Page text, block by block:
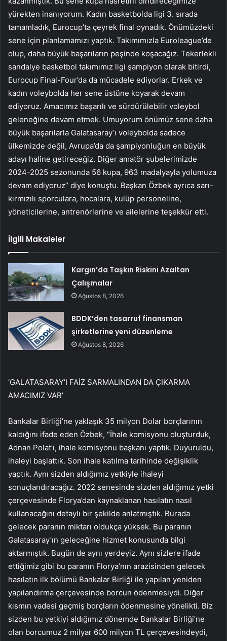
yürekten inanıyorum. Kadın basketbolda ligi 3. sırada
tamamladık, Eurocup’ta çeyrek final oynadık. Önümüzdeki
sene için planlamamızı yaptık. Takımımızla Euroleague’de
olup, daha büyük başarıların peşinde koşacağız. Tekerlekli
sandalye basketbol takımımız ligi şampiyon olarak bitirdi,
Eurocup Final-Four’da da mücadele ediyorlar. Erkek ve
kadın voleybolda her sene üstüne koyarak devam
ediyoruz. Amacımız başarılı ve sürdürülebilir voleybol
geleneğine devam etmek. Umuyorum önümüz sene daha
büyük başarılarla Galatasaray’ı voleybolda sadece
ülkemizde değil, Avrupa’da da şampiyonluğun en büyük
adayı haline getireceğiz. Diğer amatör şubelerimizde
2024-2025 sezonunda 56 kupa, 963 madalyayla yolumuza
devam ediyoruz” diye konuştu. Başkan Özbek ayrıca sarı-
kırmızılı sporculara, hocalara, kulüp personeline,
yöneticilerine, antrenörlerine ve ailelerine teşekkür etti.
İlgili Makaleler
Kargın’da Taşkın Riskini Azaltan
Çalışmalar
Ağustos 8, 2026
BDDK’den tasarruf finansman
şirketlerine yeni düzenleme
Ağustos 8, 2026
‘GALATASARAY’I FAİZ SARMALINDAN DA ÇIKARMA
AMACIMIZ VAR’
Bankalar Birliği’ne yaklaşık 35 milyon Dolar borçlarının
kaldığını ifade eden Özbek, “İhale komisyonu oluşturduk,
Adnan Polat’ı, ihale komisyonu başkanı yaptık. Duyuruldu,
ihaleyi başlattık. Son ihale katılma tarihinde değişiklik
yaptık. Aynı sizden aldığımız yetkiyle ihaleyi
sonuçlandıracağız. 2022 senesinde sizden aldığımız yetki
çerçevesinde Florya’dan kaynaklanan hasılatın nasıl
kullanacağını detaylı bir şekilde anlatmıştık. Burada
gelecek paranın miktarı oldukça yüksek. Bu paranın
Galatasaray’ın geleceğine hizmet konusunda bilgi
aktarmıştık. Bugün de aynı yerdeyiz. Aynı sizlere ifade
ettiğimiz gibi bu paranın Florya’nın arazisinden gelecek
hasılatın ilk bölümü Bankalar Birliği ile yapılan yeniden
yapılandırma çerçevesinde borcun ödenmesiydi. Diğer
kısmın vadesi geçmiş borçların ödenmesine yönelikti. Biz
sizden bu yetkiyi aldığımız dönemde Bankalar Birliği’ne
olan borcumuz 2 milyar 600 milyon TL çerçevesindeydi,